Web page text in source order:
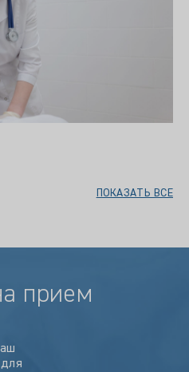
ПОКАЗАТЬ ВСЕ
прием